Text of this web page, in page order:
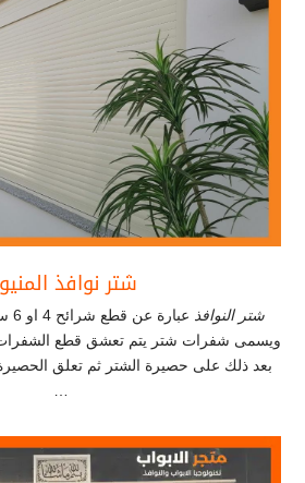
شتر نوافذ
شتر النوافذ
ويسمى شفرات شتر يتم تعشق قطع
بعد ذلك على حصيرة الشتر ثم تعلق